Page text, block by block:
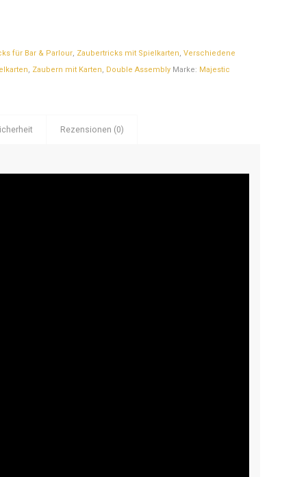
für Bar & Parlour, Zaubertricks mit Spielkarten,Verschiedene
, Zaubern mit Karten, Double Assembly Marke: Majestic
Rezensionen (0)